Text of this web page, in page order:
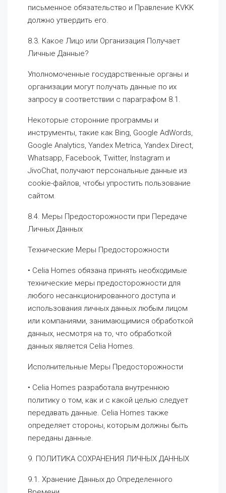
письменное обязательство и Правление KVKK
должно утвердить его.
8.3. Какое Лицо или Организация Получает
Личные Данные?
Уполномоченные государственные органы и
организации могут получать данные по их
запросу в соответствии с параграфом 8.1.
Некоторые сторонние программы и
инструменты, такие как Bing, Google AdWords,
Google Analytics, Yandex Metrica, Yandex Direct,
Whatsapp, Facebook, Twitter, Instagram и
JivoChat, получают персональные данные из
cookie-файлов, чтобы упростить пользование
сайтом.
8.4. Меры Предосторожности при Передаче
Личных Данных
Технические Меры Предосторожности
• Celia Homes обязана принять необходимые
технические меры предосторожности для
любого несанкционированного доступа и
использования личных данных любым лицом
или компаниями, занимающимися обработкой
данных, несмотря на то, что обработкой
данных является Celia Homes.
Исполнительные Меры Предосторожности
• Celia Homes разработала внутреннюю
политику о том, как и с какой целью следует
передавать данные. Celia Homes также
определяет стороны, которым должны быть
переданы данные.
9. ПОЛИТИКА СОХРАНЕНИЯ ЛИЧНЫХ ДАННЫХ
9.1. Хранение Данных до Определенного